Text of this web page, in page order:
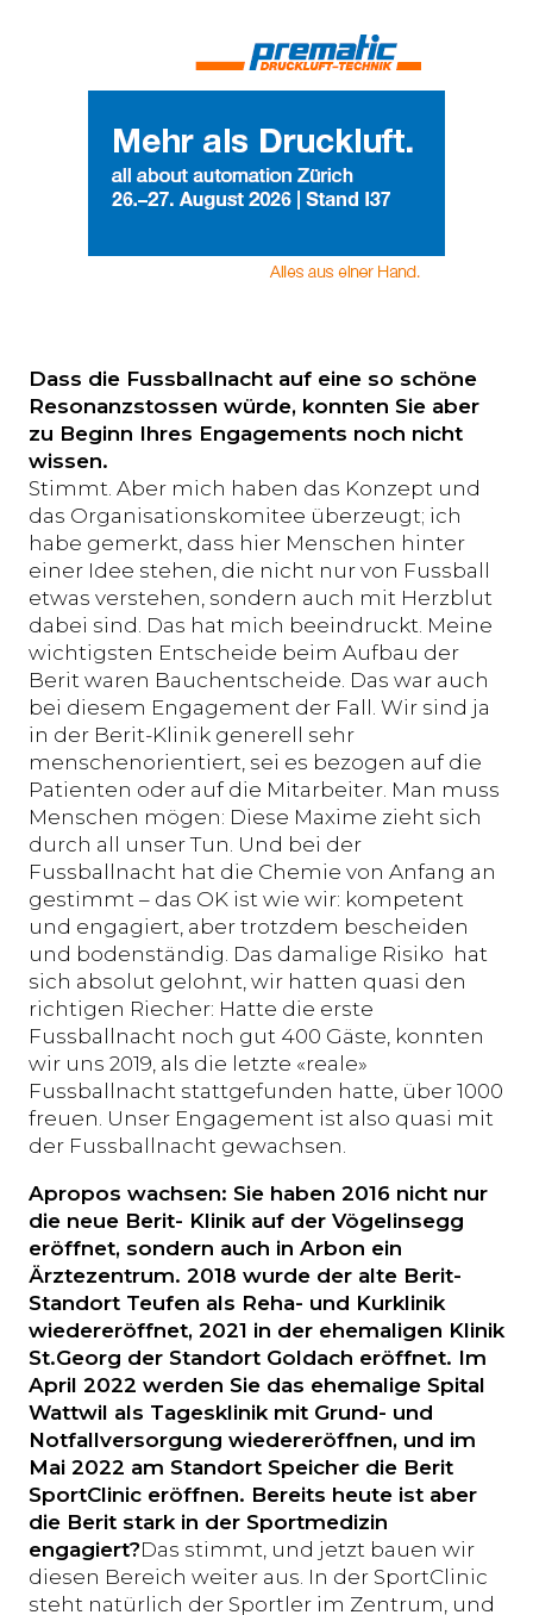
Dass die Fussballnacht auf eine so schöne
Resonanzstossen würde, konnten Sie aber
zu Beginn Ihres Engagements noch nicht
wissen.
Stimmt. Aber mich haben das Konzept und
das Organisationskomitee überzeugt; ich
habe gemerkt, dass hier Menschen hinter
einer Idee stehen, die nicht nur von Fussball
etwas verstehen, sondern auch mit Herzblut
dabei sind. Das hat mich beeindruckt. Meine
wichtigsten Entscheide beim Aufbau der
Berit waren Bauchentscheide. Das war auch
bei diesem Engagement der Fall. Wir sind ja
in der Berit-Klinik generell sehr
menschenorientiert, sei es bezogen auf die
Patienten oder auf die Mitarbeiter. Man muss
Menschen mögen: Diese Maxime zieht sich
durch all unser Tun. Und bei der
Fussballnacht hat die Chemie von Anfang an
gestimmt – das OK ist wie wir: kompetent
und engagiert, aber trotzdem bescheiden
und bodenständig. Das damalige Risiko hat
sich absolut gelohnt, wir hatten quasi den
richtigen Riecher: Hatte die erste
Fussballnacht noch gut 400 Gäste, konnten
wir uns 2019, als die letzte «reale»
Fussballnacht stattgefunden hatte, über 1000
freuen. Unser Engagement ist also quasi mit
der Fussballnacht gewachsen.
Apropos wachsen: Sie haben 2016 nicht nur
die neue Berit- Klinik auf der Vögelinsegg
eröffnet, sondern auch in Arbon ein
Ärztezentrum. 2018 wurde der alte Berit-
Standort Teufen als Reha- und Kurklinik
wiedereröffnet, 2021 in der ehemaligen Klinik
St.Georg der Standort Goldach eröffnet. Im
April 2022 werden Sie das ehemalige Spital
Wattwil als Tagesklinik mit Grund- und
Notfallversorgung wiedereröffnen, und im
Mai 2022 am Standort Speicher die Berit
SportClinic eröffnen. Bereits heute ist aber
die Berit stark in der Sportmedizin
engagiert?Das stimmt, und jetzt bauen wir
diesen Bereich weiter aus. In der SportClinic
steht natürlich der Sportler im Zentrum, und